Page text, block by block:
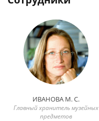
ИВАНОВА М. С.
Главный хранитель музейных
предметов